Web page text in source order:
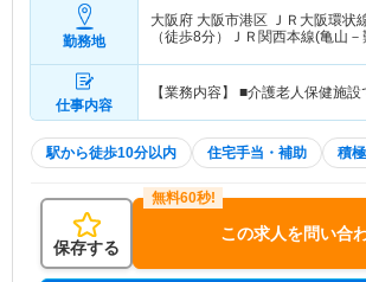
勤務地
大阪府 大阪市港区 ＪＲ大阪環状
（徒歩8分）ＪＲ関西本線(亀山
仕事内容
【業務内容】 ■介護老人保健施
駅から徒歩10分以内 住宅手当・補助 積
保存する
この求人を問い合